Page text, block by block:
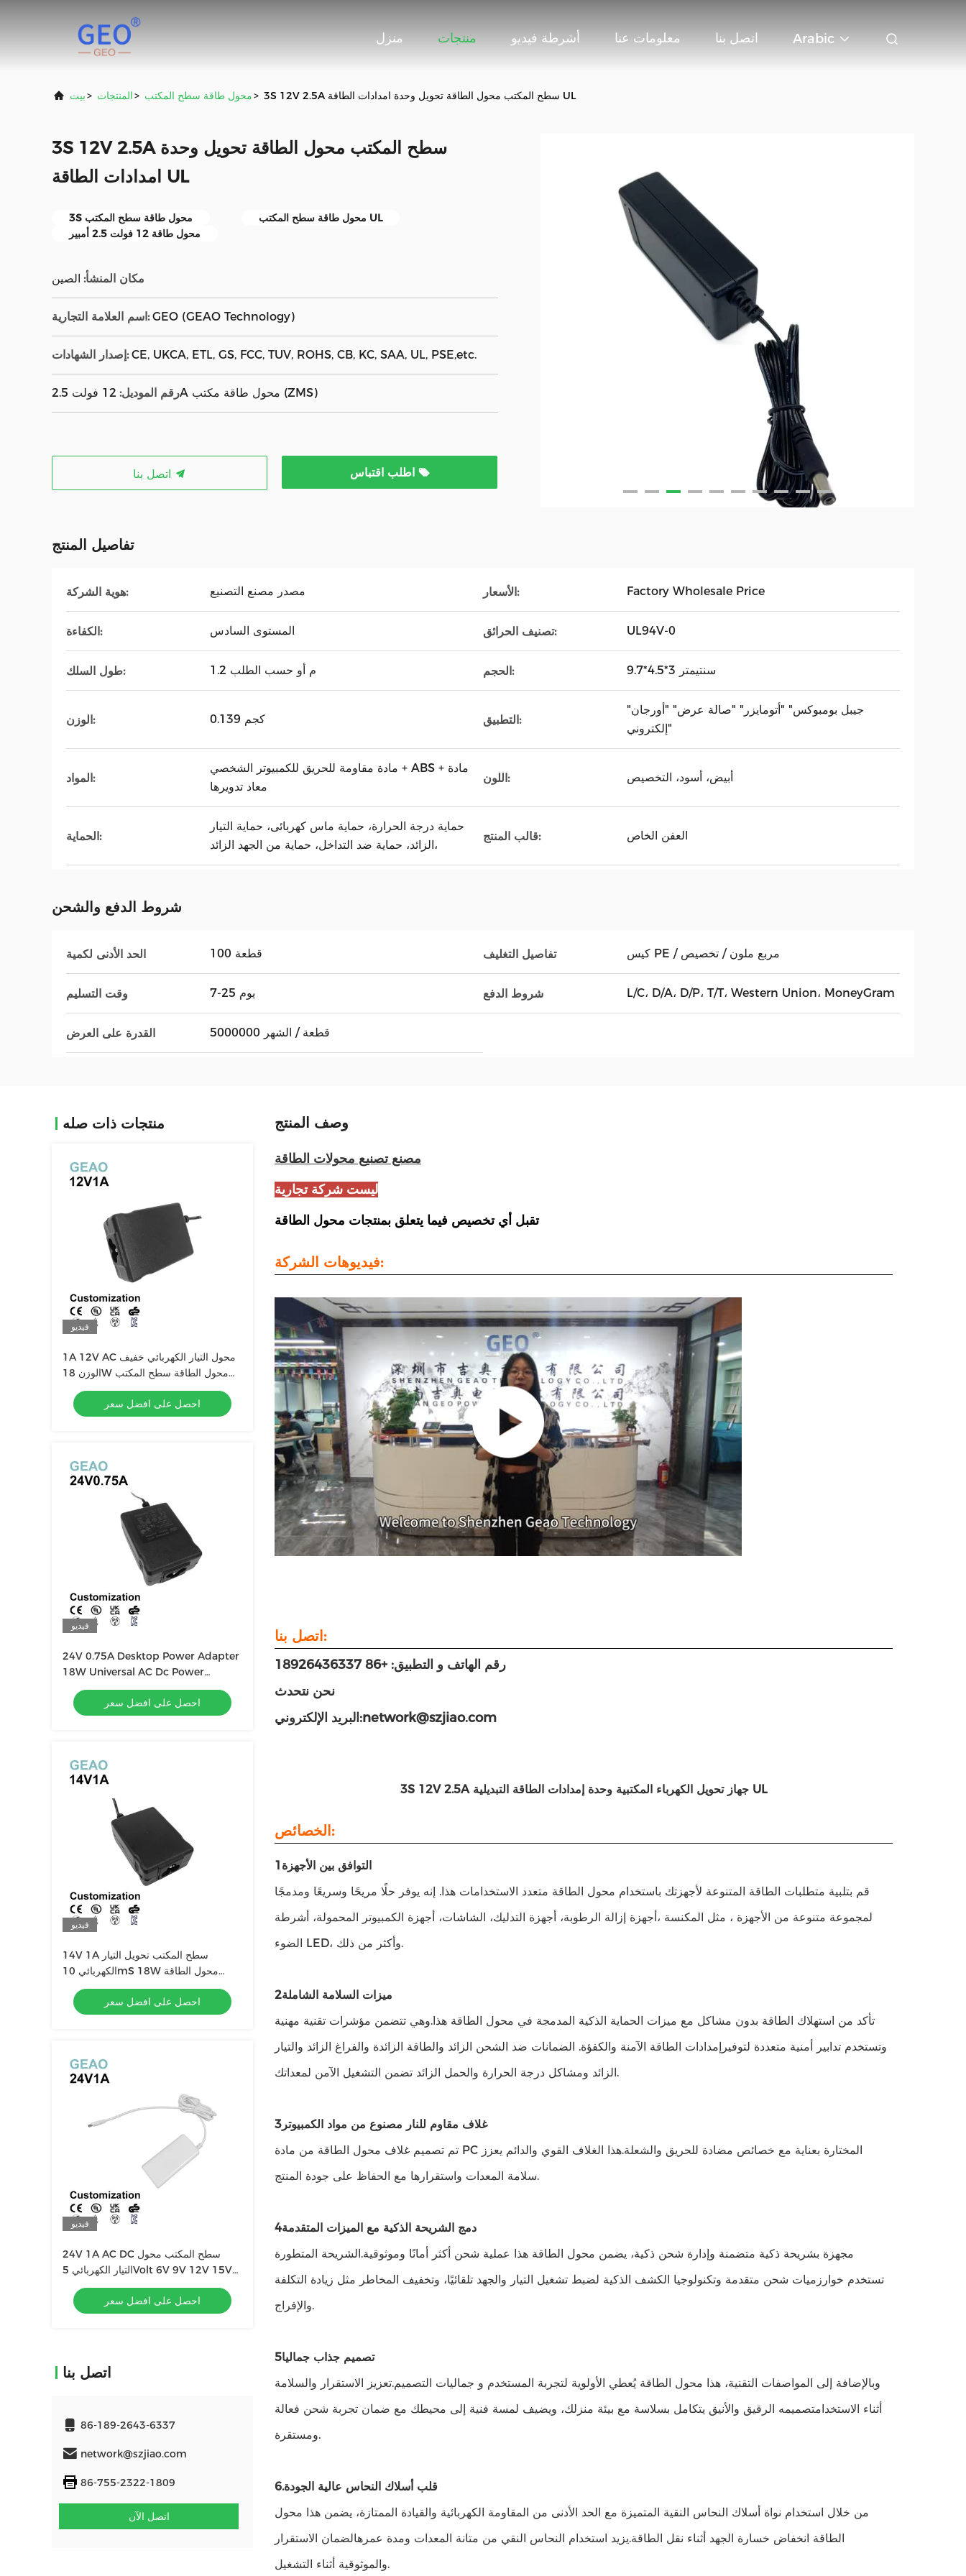
منزل منتجات أشرطة فيديو معلومات عنا اتصل بنا Arabic
بيت> المنتجات> محول طاقة سطح المكتب> 3S 12V 2.5A سطح المكتب محول الطاقة تحويل وحدة امدادات الطاقة UL
3S 12V 2.5A سطح المكتب محول الطاقة تحويل وحدة
امدادات الطاقة UL
3S محول طاقة سطح المكتب
محول طاقة سطح المكتب UL
محول طاقة 12 فولت 2.5 أمبير
مكان المنشأ: الصين
اسم العلامة التجارية: GEO (GEAO Technology)
إصدار الشهادات: CE, UKCA, ETL, GS, FCC, TUV, ROHS, CB, KC, SAA, UL, PSE,etc.
رقم الموديل: 12 فولت 2.5A محول طاقة مكتب (ZMS)
اطلب اقتباس
تفاصيل المنتج
هوية الشركة: مصدر مصنع التصنيع الأسعار: Factory Wholesale Price
الكفاءة: المستوى السادس تصنيف الحرائق: UL94V-0
طول السلك: 1.2 م أو حسب الطلب الحجم: 9.7*4.5*3 سنتيمتر
الوزن: 0.139 كجم التطبيق:
"جيبل بومبوكس" "أتومايزر" "صالة عرض" "أورجان
إلكتروني"
المواد:
مادة مقاومة للحريق للكمبيوتر الشخصي + ABS + مادة
معاد تدويرها
اللون: أبيض، أسود، التخصيص
الحماية:
حماية درجة الحرارة، حماية ماس كهربائى، حماية التيار
الزائد، حماية ضد التداخل، حماية من الجهد الزائد،
قالب المنتج: العفن الخاص
شروط الدفع والشحن
الحد الأدنى لكمية 100 قطعة تفاصيل التغليف كيس PE / مربع ملون / تخصيص
وقت التسليم 7-25 يوم شروط الدفع L/C، D/A، D/P، T/T، Western Union، MoneyGram
القدرة على العرض 5000000 قطعة / الشهر
منتجات ذات صله
فيديو
1A 12V AC محول التيار الكهربائي خفيف
الوزن 18W محول الطاقة سطح المكتب
FCC
احصل على افضل سعر
فيديو
24V 0.75A Desktop Power Adapter
18W Universal AC Dc Power
Adapter
احصل على افضل سعر
فيديو
14V 1A سطح المكتب تحويل التيار
الكهربائي 10mS 18W محول الطاقة
محول
احصل على افضل سعر
فيديو
24V 1A AC DC سطح المكتب محول
التيار الكهربائي 5Volt 6V 9V 12V 15V
16V
احصل على افضل سعر
اتصل بنا
86-189-2643-6337
network@szjiao.com
86-755-2322-1809
اتصل الآن
وصف المنتج
مصنع تصنيع محولات الطاقة
ليست شركة تجارية
تقبل أي تخصيص فيما يتعلق بمنتجات محول الطاقة
فيديوهات الشركة:
اتصل بنا:
رقم الهاتف و التطبيق: +86 18926436337
نحن نتحدث
البريد الإلكتروني:network@szjiao.com
3S 12V 2.5A جهاز تحويل الكهرباء المكتبية وحدة إمدادات الطاقة التبديلية UL
الخصائص:
1التوافق بين الأجهزة
قم بتلبية متطلبات الطاقة المتنوعة لأجهزتك باستخدام محول الطاقة متعدد الاستخدامات هذا. إنه يوفر حلًا مريحًا وسريعًا ومدمجًا
لمجموعة متنوعة من الأجهزة ، مثل المكنسة ،أجهزة إزالة الرطوبة، أجهزة التدليك، الشاشات، أجهزة الكمبيوتر المحمولة، أشرطة
الضوء LED، وأكثر من ذلك.
2ميزات السلامة الشاملة
تأكد من استهلاك الطاقة بدون مشاكل مع ميزات الحماية الذكية المدمجة في محول الطاقة هذا.وهي تتضمن مؤشرات تقنية مهنية
وتستخدم تدابير أمنية متعددة لتوفيرإمدادات الطاقة الآمنة والكفؤة. الضمانات ضد الشحن الزائد والطاقة الزائدة والفراغ الزائد والتيار
الزائد ومشاكل درجة الحرارة والحمل الزائد تضمن التشغيل الآمن لمعداتك.
3غلاف مقاوم للنار مصنوع من مواد الكمبيوتر
تم تصميم غلاف محول الطاقة من مادة PC المختارة بعناية مع خصائص مضادة للحريق والشعلة.هذا الغلاف القوي والدائم يعزز
سلامة المعدات واستقرارها مع الحفاظ على جودة المنتج.
4دمج الشريحة الذكية مع الميزات المتقدمة
مجهزة بشريحة ذكية متضمنة وإدارة شحن ذكية، يضمن محول الطاقة هذا عملية شحن أكثر أمانًا وموثوقية.الشريحة المتطورة
تستخدم خوارزميات شحن متقدمة وتكنولوجيا الكشف الذكية لضبط تشغيل التيار والجهد تلقائيًا، وتخفيف المخاطر مثل زيادة التكلفة
والإفراج.
5تصميم جذاب جماليا
وبالإضافة إلى المواصفات التقنية، هذا محول الطاقة يُعطي الأولوية لتجربة المستخدم و جماليات التصميم.تعزيز الاستقرار والسلامة
أثناء الاستخدامتصميمه الرقيق والأنيق يتكامل بسلاسة مع بيئة منزلك، ويضيف لمسة فنية إلى محيطك مع ضمان تجربة شحن فعالة
ومستقرة.
6.قلب أسلاك النحاس عالية الجودة
من خلال استخدام نواة أسلاك النحاس النقية المتميزة مع الحد الأدنى من المقاومة الكهربائية والقيادة الممتازة، يضمن هذا محول
الطاقة انخفاض خسارة الجهد أثناء نقل الطاقة.يزيد استخدام النحاس النقي من متانة المعدات ومدة عمرهالضمان الاستقرار
والموثوقية أثناء التشغيل.